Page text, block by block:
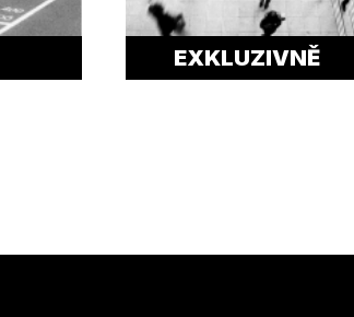
EXKLUZIVNĚ